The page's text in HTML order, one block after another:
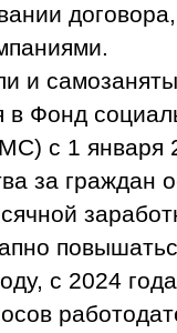
договора,
и
в Фонд
с 1 января
за граждан
с 2024